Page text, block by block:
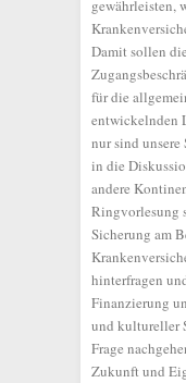
gewährleisten,
Damit sollen
für die
entwickelnden
nur sind unsere
in die
andere
Ringvorlesung
Sicherung am
hinterfragen
Finanzierung
und kultureller
Frage
Zukunft und